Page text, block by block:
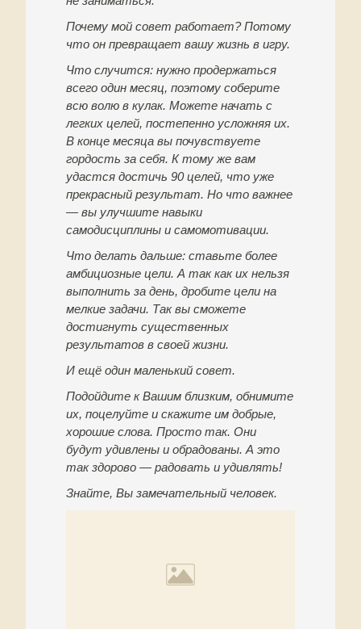
Почему мой совет работает? Потому
что он превращает вашу жизнь в игру.
Что случится: нужно продержаться
всего один месяц, поэтому соберите
всю волю в кулак. Можете начать с
легких целей, постепенно усложняя их.
В конце месяца вы почувствуете
гордость за себя. К тому же вам
удастся достичь 90 целей, что уже
прекрасный результат. Но что важнее
— вы улучшите навыки
самодисциплины и самомотивации.
Что делать дальше: ставьте более
амбициозные цели. А так как их нельзя
выполнить за день, дробите цели на
мелкие задачи. Так вы сможете
достигнуть существенных
результатов в своей жизни.
И ещё один маленький совет.
Подойдите к Вашим близким, обнимите
их, поцелуйте и скажите им добрые,
хорошие слова. Просто так. Они
будут удивлены и обрадованы. А это
так здорово — радовать и удивлять!
Знайте, Вы замечательный человек.